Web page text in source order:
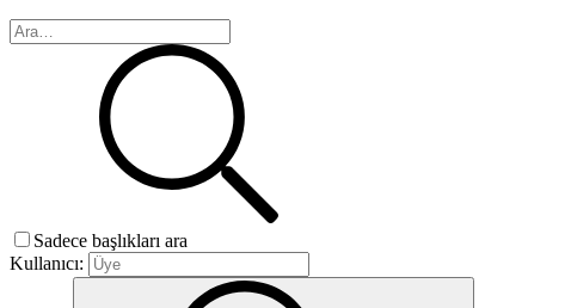
Sadece başlıkları ara
Kullanıcı: